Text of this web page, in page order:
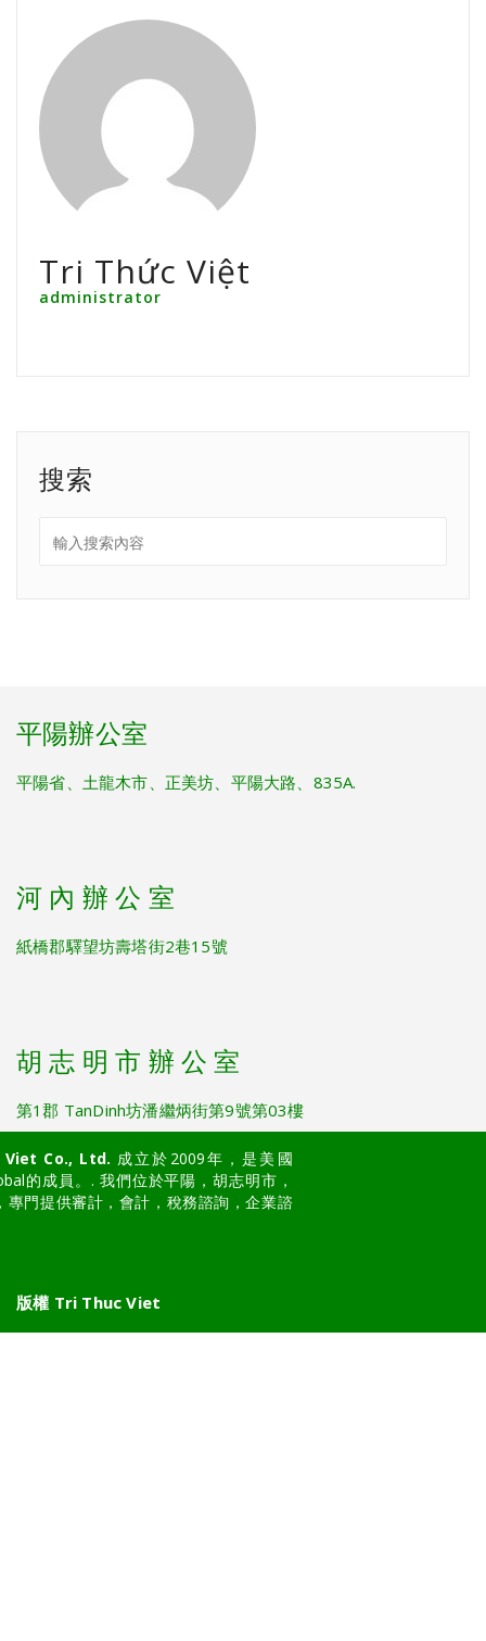
Tri Thức Việt
administrator
搜索
平陽辦公室
平陽省、土龍木市、正美坊、平陽大路、835A.
河 內 辦 公 室
紙橋郡驛望坊壽塔街2巷15號
胡 志 明 市 辦 公 室
第1郡 TanDinh坊潘繼炳街第9號第03樓
Co., Ltd. 成立於2009年，是美國
的成員。. 我們位於平陽，胡志明市，
專門提供審計，會計，稅務諮詢，企業諮
版權 Tri Thuc Viet